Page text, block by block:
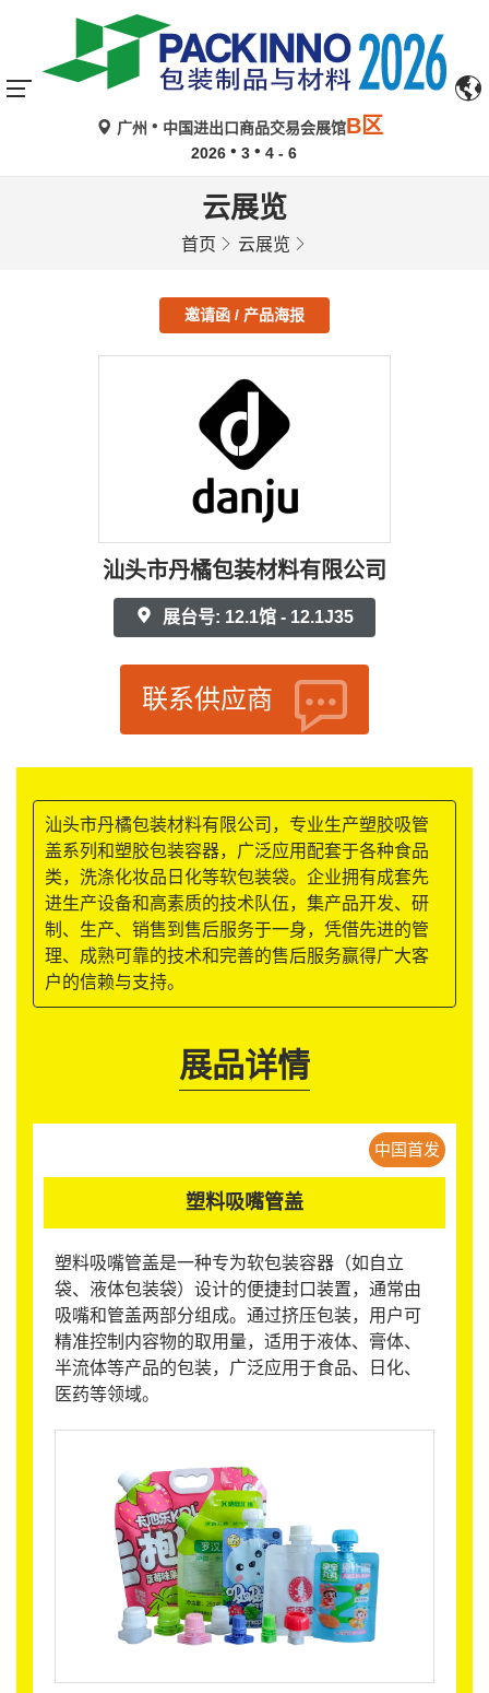
广州 中国进出口商品交易会展馆B区
2026 3 4 - 6
云展览
首页 云展览
邀请函 / 产品海报
汕头市丹橘包装材料有限公司
展台号: 12.1馆 - 12.1J35
联系供应商
汕头市丹橘包装材料有限公司，专业生产塑胶吸管
盖系列和塑胶包装容器，广泛应用配套于各种食品
类，洗涤化妆品日化等软包装袋。企业拥有成套先
进生产设备和高素质的技术队伍，集产品开发、研
制、生产、销售到售后服务于一身，凭借先进的管
理、成熟可靠的技术和完善的售后服务赢得广大客
户的信赖与支持。
展品详情
中国首发
塑料吸嘴管盖
塑料吸嘴管盖是一种专为软包装容器（如自立
袋、液体包装袋）设计的便捷封口装置，通常由
吸嘴和管盖两部分组成。通过挤压包装，用户可
精准控制内容物的取用量，适用于液体、膏体、
半流体等产品的包装，广泛应用于食品、日化、
医药等领域。